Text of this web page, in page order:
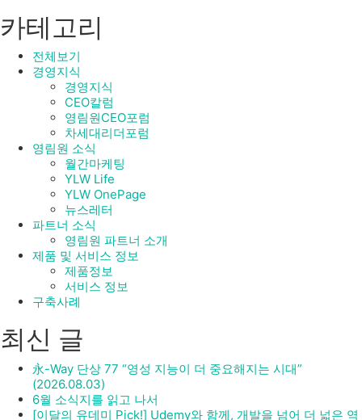
카테고리
전체보기
경영지식
경영지식
CEO칼럼
영림원CEO포럼
차세대리더포럼
영림원 소식
월간마케팅
YLW Life
YLW OnePage
뉴스레터
파트너 소식
영림원 파트너 소개
제품 및 서비스 정보
제품정보
서비스 정보
구축사례
최신 글
永-Way 단상 77 “영성 지능이 더 중요해지는 시대”
(2026.08.03)
6월 소식지를 읽고 나서
[이달의 유데미 Pick!] Udemy와 함께, 개발을 넘어 더 넓은 역